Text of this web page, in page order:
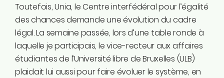
Toutefois, Unia, le Centre interfédéral pour l’égalité
des chances demande une évolution du cadre
légal. La semaine passée, lors d’une table ronde à
laquelle je participais, le vice-recteur aux affaires
étudiantes de l’Université libre de Bruxelles (ULB)
plaidait lui aussi pour faire évoluer le système, en